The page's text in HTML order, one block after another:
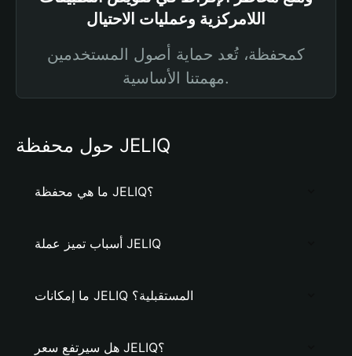
اللامركزية وعمليات الاحتيال
كمحفظة، تُعد حماية أصول المستخدمين
مهمتنا الأساسية.
حول محفظة JELIQ
ما هي محفظة JELIQ؟
أسباب تميز عملة JELIQ
ما إمكانات JELIQ المستقبلية؟
هل سيرتفع سعر JELIQ؟